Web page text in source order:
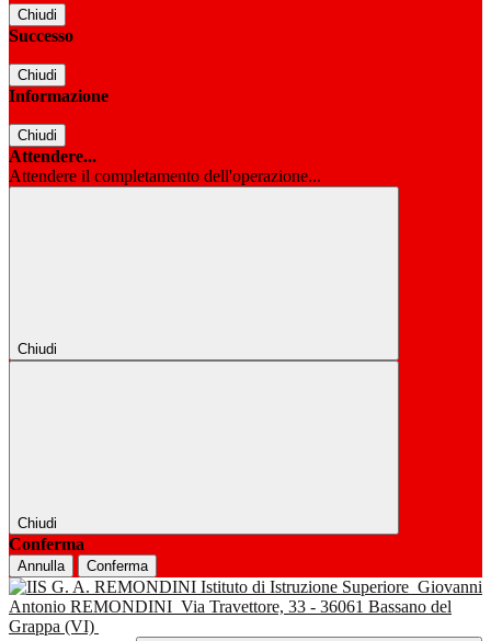
Chiudi
Successo
Chiudi
Informazione
Chiudi
Attendere...
Attendere il completamento dell'operazione...
Chiudi
Chiudi
Conferma
Annulla Conferma
Istituto di Istruzione Superiore Giovanni
Antonio REMONDINI Via Travettore, 33 - 36061 Bassano del
Grappa (VI)